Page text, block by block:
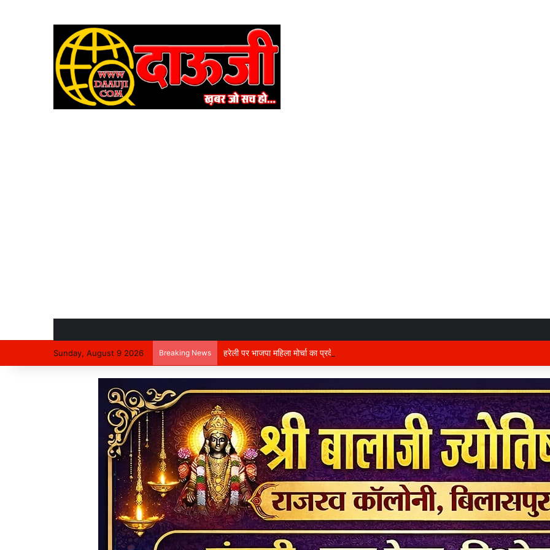
Sunday, August 9 2026 Breaking News हरेली पर भाजपा महिला मोर्चा का प्रदेश कार्यालय में होगा भव्य आयोजन, अध्यक्ष विभा अवस्थी ने तैयारियों को